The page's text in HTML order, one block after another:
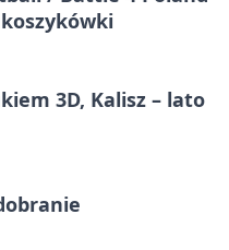
3D, Kalisz – lato